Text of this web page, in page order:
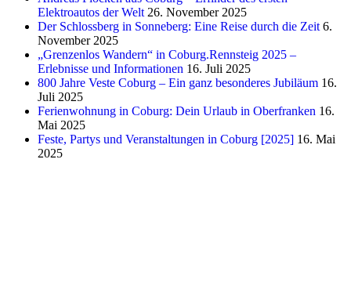
Elektroautos der Welt 26. November 2025
Der Schlossberg in Sonneberg: Eine Reise durch die Zeit 6.
November 2025
„Grenzenlos Wandern“ in Coburg.Rennsteig 2025 –
Erlebnisse und Informationen 16. Juli 2025
800 Jahre Veste Coburg – Ein ganz besonderes Jubiläum 16.
Juli 2025
Ferienwohnung in Coburg: Dein Urlaub in Oberfranken 16.
Mai 2025
Feste, Partys und Veranstaltungen in Coburg [2025] 16. Mai
2025